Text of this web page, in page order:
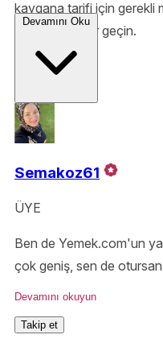
kaygana tarifi için gerekli
mutfağa kadar geçin.
Devamını Oku
Semakoz61
ÜYE
Ben de Yemek.com'un
çok geniş, sen de
Sizi instagram sayfamada
Devamını okuyun
Takip et